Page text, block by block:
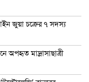
জুয়া চক্রের ৭ সদস্য
অপহৃত মাদ্রাসাছাত্রী